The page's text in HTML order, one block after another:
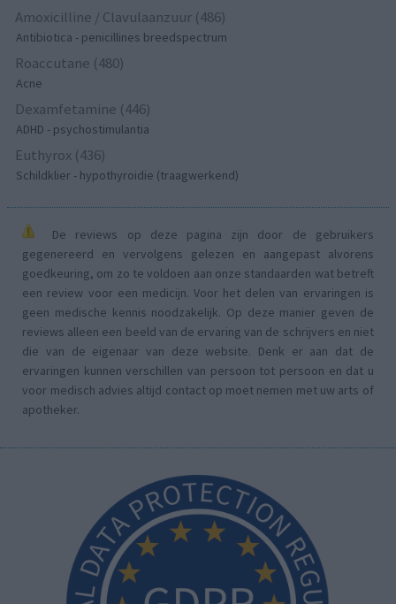
Amoxicilline / Clavulaanzuur (486)
Antibiotica - penicillines breedspectrum
Roaccutane (480)
Acne
Dexamfetamine (446)
ADHD - psychostimulantia
Euthyrox (436)
Schildklier - hypothyroidie (traagwerkend)
De reviews op deze pagina zijn door de gebruikers
gegenereerd en vervolgens gelezen en aangepast alvorens
goedkeuring, om zo te voldoen aan onze standaarden wat betreft
een review voor een medicijn. Voor het delen van ervaringen is
geen medische kennis noodzakelijk. Op deze manier geven de
reviews alleen een beeld van de ervaring van de schrijvers en niet
die van de eigenaar van deze website. Denk er aan dat de
ervaringen kunnen verschillen van persoon tot persoon en dat u
voor medisch advies altijd contact op moet nemen met uw arts of
apotheker.